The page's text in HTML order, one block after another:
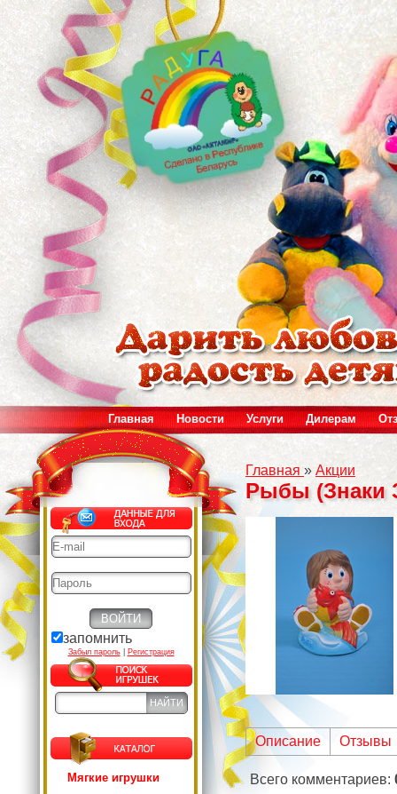
Главная Новости Услуги Дилерам
запомнить
Забыл пароль| Регистрация
Мягкие игрушки
Главная » Акции
Рыбы (Знаки
Описание Отзывы
Всего комментариев: